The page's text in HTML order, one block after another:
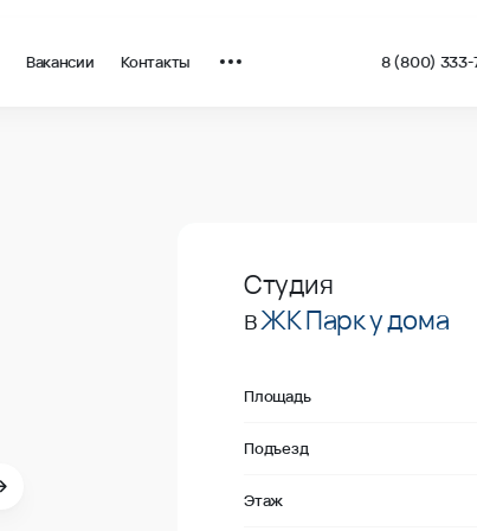
Вакансии Контакты 8 (800) 333-
Студия
вЖК Парк у дома
Площадь
Подъезд
Этаж